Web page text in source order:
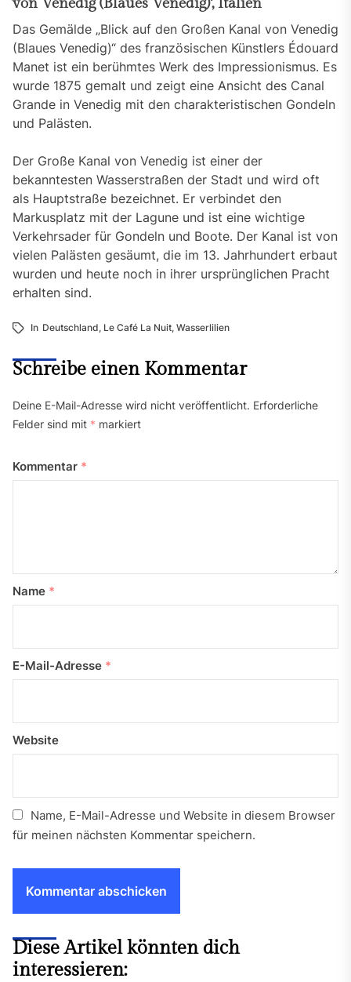
Das Gemälde „Blick auf den Großen Kanal von Venedig
(Blaues Venedig)“ des französischen Künstlers Édouard
Manet ist ein berühmtes Werk des Impressionismus. Es
wurde 1875 gemalt und zeigt eine Ansicht des Canal
Grande in Venedig mit den charakteristischen Gondeln
und Palästen.
Der Große Kanal von Venedig ist einer der
bekanntesten Wasserstraßen der Stadt und wird oft
als Hauptstraße bezeichnet. Er verbindet den
Markusplatz mit der Lagune und ist eine wichtige
Verkehrsader für Gondeln und Boote. Der Kanal ist von
vielen Palästen gesäumt, die im 13. Jahrhundert erbaut
wurden und heute noch in ihrer ursprünglichen Pracht
erhalten sind.
In Deutschland, Le Café La Nuit, Wasserlilien
Schreibe einen Kommentar
Deine E-Mail-Adresse wird nicht veröffentlicht. Erforderliche
Felder sind mit * markiert
Kommentar *
Name *
E-Mail-Adresse *
Website
Name, E-Mail-Adresse und Website in diesem Browser
für meinen nächsten Kommentar speichern.
Diese Artikel könnten dich
interessieren: